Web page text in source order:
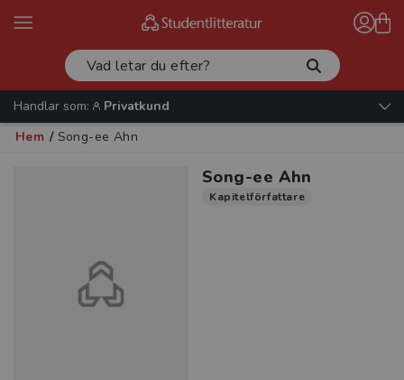
Handlar som:
Privatkund
Hem / Song-ee Ahn
Song-ee Ahn
Kapitelförfattare